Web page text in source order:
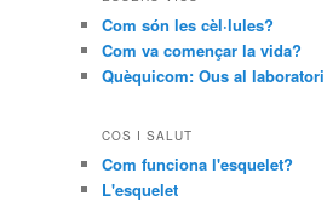
Com són les cèl·lules?
Com va començar la vida?
Quèquicom: Ous al laboratori
COS I SALUT
Com funciona l'esquelet?
L'esquelet